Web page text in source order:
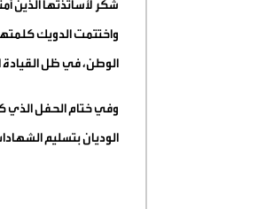
شكر لأساتذتها الذين
واختتمت الدويك كلمتها
الوطن، في ظل القيادة
وفي ختام الحفل الذي
الوديان بتسليم